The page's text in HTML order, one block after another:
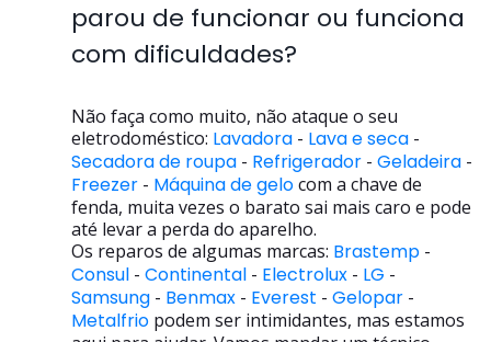
parou de funcionar ou funciona
com dificuldades?
Não faça como muito, não ataque o seu
eletrodoméstico: Lavadora - Lava e seca -
Secadora de roupa - Refrigerador - Geladeira -
Freezer - Máquina de gelocom a chave de
fenda, muita vezes o barato sai mais caro e pode
até levar a perda do aparelho.
Os reparos de algumas marcas: Brastemp -
Consul - Continental - Electrolux - LG -
Samsung - Benmax - Everest - Gelopar -
Metalfrio podem ser intimidantes, mas estamos